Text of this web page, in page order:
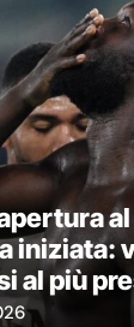
iniziata:
al più